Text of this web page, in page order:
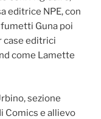
editrice NPE, con
Guna poi
case editrici
come Lamette
sezione
Comics e allievo